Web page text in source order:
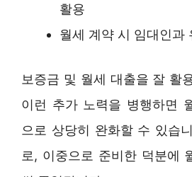
활용
월세 계약 시 임대인과
보증금 및 월세 대출을 잘 활
이런 추가 노력을 병행하면
으로 상당히 완화할 수 있습
로, 이중으로 준비한 덕분에